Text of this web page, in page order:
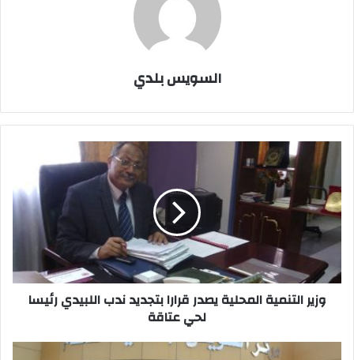
السويس بلدي
وزير
التنمية
المحلية
يصدر
قرارا
بتجديد
ندب
اللبيدي
رئيسا
لحي
عتاقة
وزير التنمية المحلية يصدر قرارا بتجديد ندب اللبيدي رئيسا
لحي عتاقة